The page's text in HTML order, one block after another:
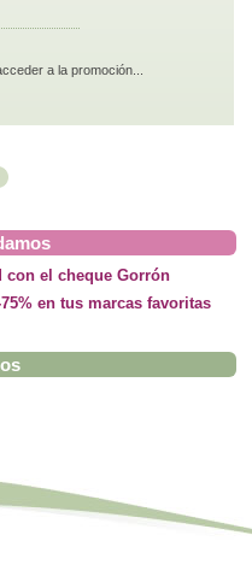
a la promoción...
con el cheque Gorrón
en tus marcas favoritas